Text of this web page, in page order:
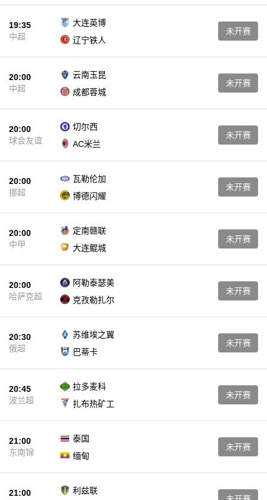
19:35
中超
大连英博
辽宁铁人
未开赛
20:00
中超
云南玉昆
成都蓉城
未开赛
20:00
球会友谊
切尔西
AC米兰
未开赛
20:00
挪超
瓦勒伦加
博德闪耀
未开赛
20:00
中甲
定南赣联
大连鲲城
未开赛
20:00
哈萨克超
阿勒泰瑟美
克孜勒扎尔
未开赛
20:30
俄超
苏维埃之翼
巴蒂卡
未开赛
20:45
波兰超
拉多麦科
扎布热矿工
未开赛
21:00
东南锦
泰国
缅甸
未开赛
21:00
利兹联